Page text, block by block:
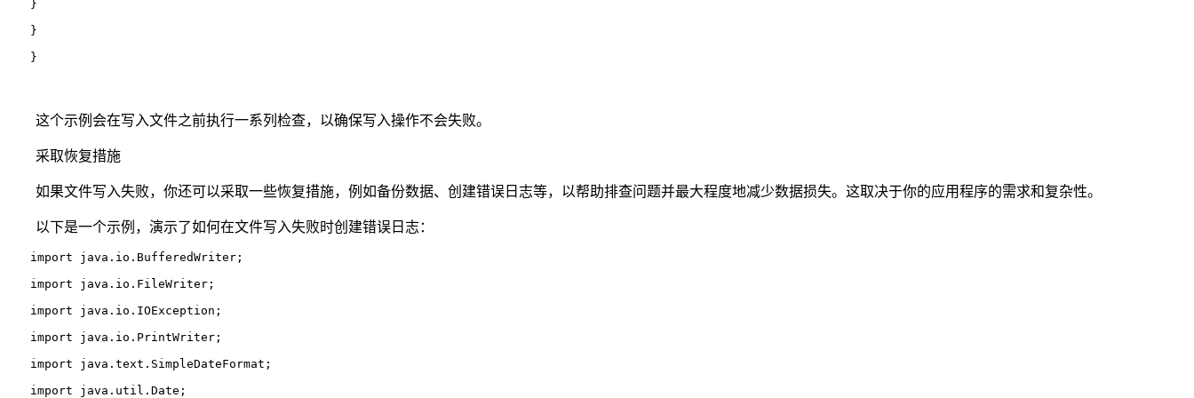
}
}
}
这个示例会在写入文件之前执行一系列检查，以确保写入操作不会失败。
采取恢复措施
如果文件写入失败，你还可以采取一些恢复措施，例如备份数据、创建错误日志等，以帮助排查问题并最大程度地减少数据损失。这取决于你的应用程序的需求和复杂性。
以下是一个示例，演示了如何在文件写入失败时创建错误日志：
import java.io.BufferedWriter;
import java.io.FileWriter;
import java.io.IOException;
import java.io.PrintWriter;
import java.text.SimpleDateFormat;
import java.util.Date;